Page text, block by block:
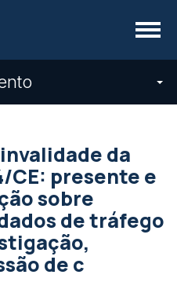
Menu
da
presente e
sobre
de tráfego
de c